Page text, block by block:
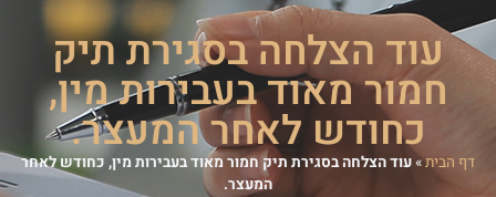
עוד הצלחה בסגירת תיק
חמור מאוד בעבירות מין,
כחודש לאחר המעצר.
דף הבית»עוד הצלחה בסגירת תיק חמור מאוד בעבירות מין, כחודש לאחר
המעצר.